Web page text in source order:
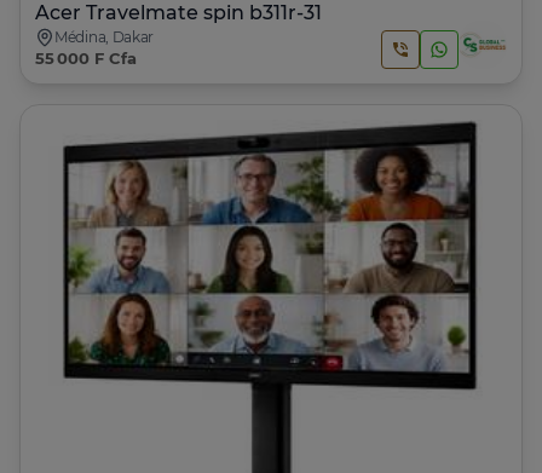
Acer Travelmate spin b311r-31
Médina, Dakar
55 000 F Cfa